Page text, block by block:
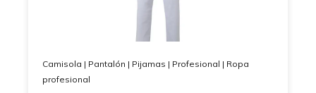
Camisola | Pantalón | Pijamas | Profesional | Ropa
profesional